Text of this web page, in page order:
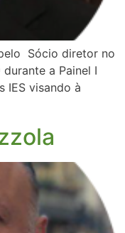
Sócio diretor no
a Painel I
IES visando à